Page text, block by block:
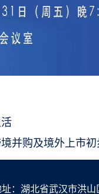
并购及境外上市
：湖北省武汉市洪山